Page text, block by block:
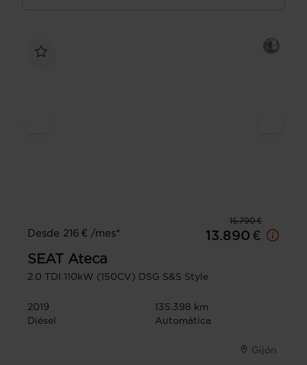
15.790 €
Desde 216 € /mes*
13.890 €
SEAT Ateca
2.0 TDI 110kW (150CV) DSG S&S Style
2019
135.398 km
Diésel
Automática
Gijón